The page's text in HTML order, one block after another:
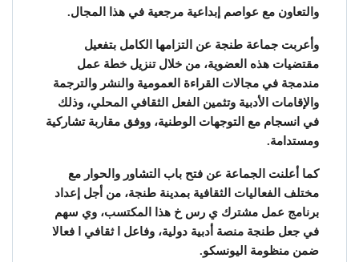
والتعاون مع عواصم إبداعية مرجعية في هذا المجال.
وأعربت جماعة طنجة عن التزامها الكامل بتفعيل
مقتضيات هذه العضوية، من خلال تنزيل خطة عمل
مندمجة في مجالات القراءة العمومية والنشر والترجمة
والإقامات الأدبية وتثمين الفعل الثقافي المحلي، وذلك
في انسجام مع التوجهات الوطنية، ووفق مقاربة تشاركية
ومستدامة.
كما أعلنت الجماعة عن فتح باب التشاور والحوار مع
مختلف الفعاليات الثقافية بمدينة طنجة، من أجل إعداد
برنامج عمل مشترك ي رس خ هذا المكتسب، وي سهم
في جعل طنجة منصة أدبية دولية، وفاعل ا ثقافي ا فعالا
ضمن منظومة اليونسكو.